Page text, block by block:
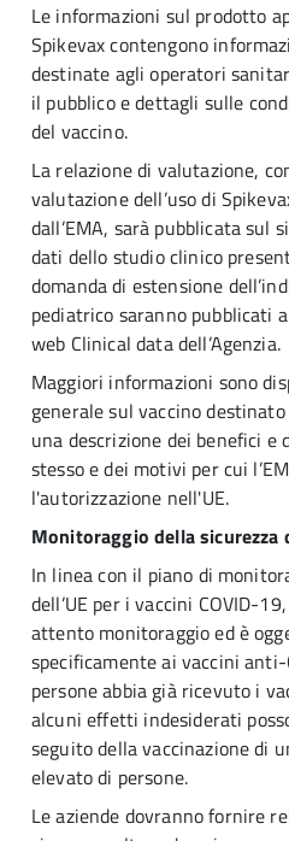
Le informazioni sul prodotto
Spikevax contengono
destinate agli operatori
il pubblico e dettagli sulle
del vaccino.
La relazione di valutazione,
valutazione dell’uso di
dall’EMA, sarà pubblicata sul
dati dello studio clinico
domanda di estensione
pediatrico saranno pubblicati
web Clinical data dell’Agenzia.
Maggiori informazioni sono
generale sul vaccino
una descrizione dei benefici e
stesso e dei motivi per cui
l'autorizzazione nell'UE.
Monitoraggio della sicurezza
In linea con il piano di
dell’UE per i vaccini COVID-
attento monitoraggio ed è
specificamente ai vaccini
persone abbia già ricevuto i
alcuni effetti indesiderati
seguito della vaccinazione di
elevato di persone.
Le aziende dovranno fornire